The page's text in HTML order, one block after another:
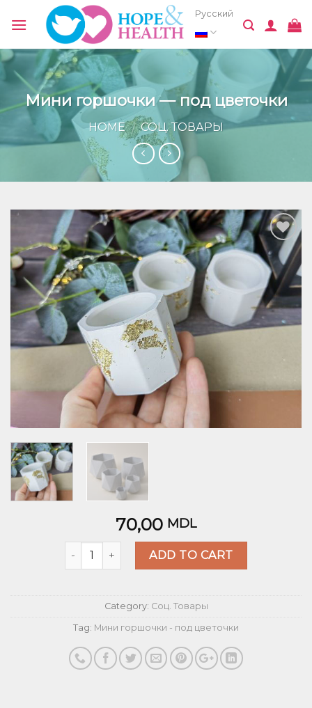
Русский
Мини горшочки — под цветочки
HOME / СОЦ. ТОВАРЫ
Добавить
в список
желаний
70,00 MDL
Quantity ADD TO CART
Category: Соц. Товары
Tag: Мини горшочки - под цветочки